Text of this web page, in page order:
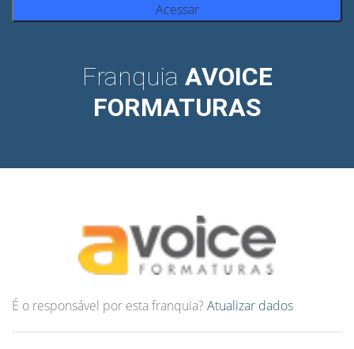
Acessar
Franquia AVOICE
FORMATURAS
É o responsável por esta franquia? Atualizar dados